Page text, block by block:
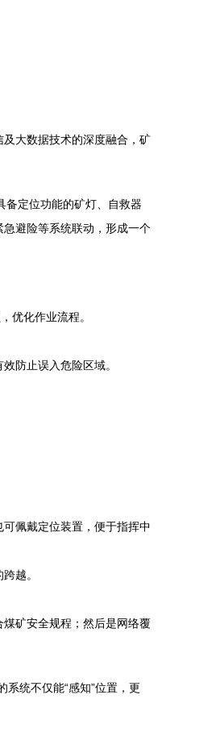
大数据技术的深度融合，矿
备定位功能的矿灯、自救器
避险等系统联动，形成一个
优化作业流程。
防止误入危险区域。
佩戴定位装置，便于指挥中
越。
矿安全规程；然后是网络覆
统不仅能“感知”位置，更